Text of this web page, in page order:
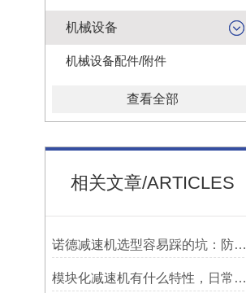
机械设备
机械设备配件/附件
查看全部
相关文章/ARTICLES
诺德减速机选型容易踩的坑：防水等级选低了，户外用半年就废
模块化减速机有什么特性，日常维护保养怎么做？